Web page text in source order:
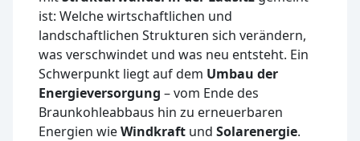
ist: Welche wirtschaftlichen und
landschaftlichen Strukturen sich verändern,
was verschwindet und was neu entsteht. Ein
Schwerpunkt liegt auf dem Umbau der
Energieversorgung – vom Ende des
Braunkohleabbaus hin zu erneuerbaren
Energien wieWindkraft und Solarenergie.